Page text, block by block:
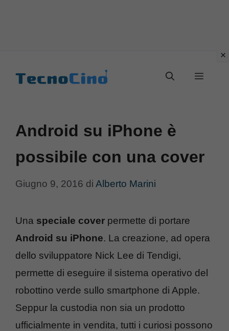
Menu
Android su iPhone è
possibile con una cover
Giugno 9, 2016 di Alberto Marini
Una speciale cover permette di portare
Android su iPhone. La creazione, ad opera
dello sviluppatore Nick Lee di Tendigi,
permette di eseguire il sistema operativo del
robottino verde sullo smartphone di Apple.
Seppur la custodia non sia un prodotto
ufficialmente in vendita, tutti i curiosi possono